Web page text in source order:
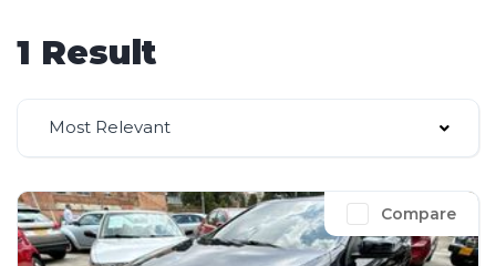
1 Result
Most Relevant
Compare